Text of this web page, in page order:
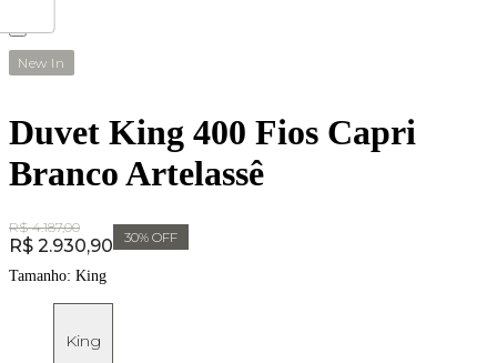
New In
Duvet King 400 Fios Capri
Branco Artelassê
Original Price:
R$ 4.187,00
Price:
R$ 2.930,90 30% OFF
Tamanho: King
King